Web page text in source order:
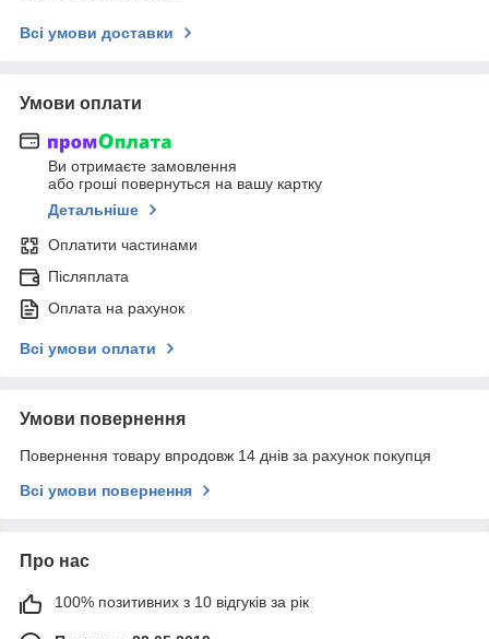
Всі умови доставки
Умови оплати
Ви отримаєте замовлення
або гроші повернуться на вашу картку
Детальніше
Оплатити частинами
Післяплата
Оплата на рахунок
Всі умови оплати
Умови повернення
Повернення товару впродовж 14 днів за рахунок покупця
Всі умови повернення
Про нас
100% позитивних з 10 відгуків за рік